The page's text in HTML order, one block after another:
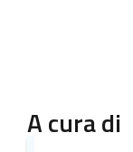
A cura di